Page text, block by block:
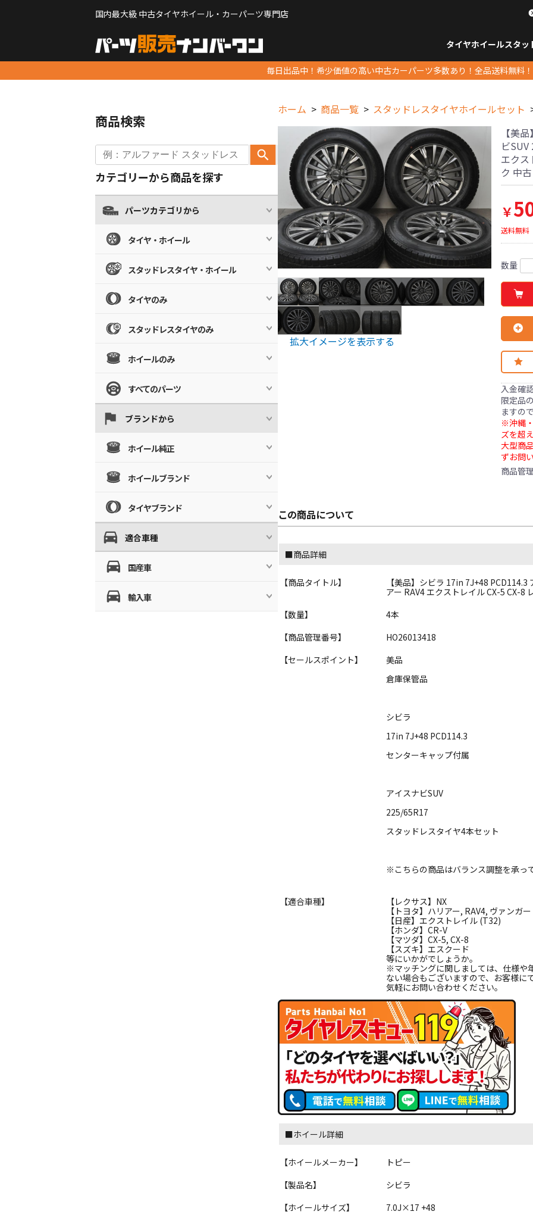
国内最大級 中古タイヤホイール・カーパーツ専門店
タイヤホイールスタッ
毎日出品中！希少価値の高い中古カーパーツ多数あり！全品送料無料！
ホーム 商品一覧 スタッドレスタイヤホイールセット
拡大イメージを表示する
【美
ビ
エクス
ク 中
￥
送料無料
数量
入金確
限定品
ますの
※沖縄
ズを超
大型商
ずお問
商品管
この商品について
■商品詳細
【商品タイトル】
【美品】シビラ 17in 7J+48
アー RAV4 エクストレイル CX-5 CX-8
【数量】
4本
【商品管理番号】
HO26013418
【セールスポイント】
美品
倉庫保管品
シビラ
17in 7J+48 PCD114.3
センターキャップ付属
アイスナビSUV
225/65R17
スタッドレスタイヤ4本セット
※こちらの商品はバランス調整を承っ
【適合車種】
【レクサス】NX
【トヨタ】ハリアー, RAV4, ヴァンガ
【日産】エクストレイル (T32)
【ホンダ】CR-V
【マツダ】CX-5, CX-8
【スズキ】エスクード
等にいかがでしょうか。
※マッチングに関しましては、仕様や
ない場合もございますので、お客様
気軽にお問い合わせください。
■ホイール詳細
【ホイールメーカー】
トピー
【製品名】
シビラ
【ホイールサイズ】
7.0J×17 +48
商品検索
カテゴリーから商品を探す
パーツカテゴリから
タイヤ・ホイール
スタッドレスタイヤ・ホイール
タイヤのみ
スタッドレスタイヤのみ
ホイールのみ
すべてのパーツ
ブランドから
ホイール純正
ホイールブランド
タイヤブランド
適合車種
国産車
輸入車